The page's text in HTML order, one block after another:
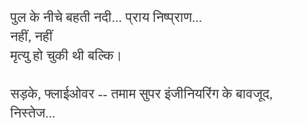
पुल के नीचे बहती नदी... प्राय निष्प्राण...
नहीं, नहीं
मृत्यु हो चुकी थी बल्कि।
सड़के, फ्लाईओवर -- तमाम सुपर इंजीनियरिंग के बावजूद,
निस्तेज...